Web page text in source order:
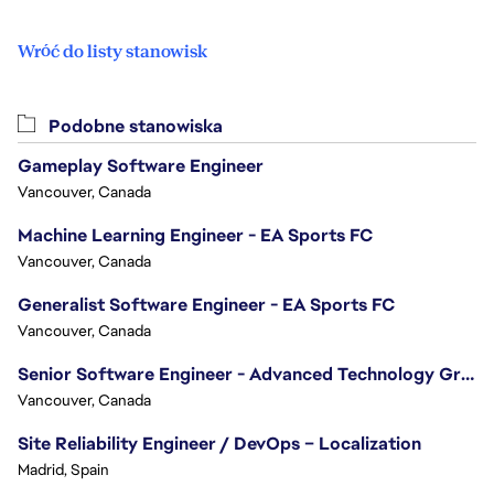
Wróć do listy stanowisk
Podobne stanowiska
Gameplay Software Engineer
Vancouver, Canada
Machine Learning Engineer - EA Sports FC
Vancouver, Canada
Generalist Software Engineer - EA Sports FC
Vancouver, Canada
Senior Software Engineer - Advanced Technology Group
Vancouver, Canada
Site Reliability Engineer / DevOps – Localization
Madrid, Spain